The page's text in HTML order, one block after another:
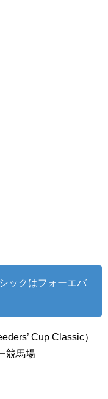
ックはフォーエバ
Cup Classic）
競馬場